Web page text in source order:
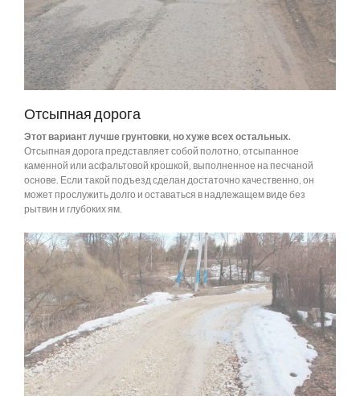
Отсыпная дорога
Этот вариант лучше грунтовки, но хуже всех остальных.
Отсыпная дорога представляет собой полотно, отсыпанное
каменной или асфальтовой крошкой, выполненное на песчаной
основе. Если такой подъезд сделан достаточно качественно, он
может прослужить долго и оставаться в надлежащем виде без
рытвин и глубоких ям.